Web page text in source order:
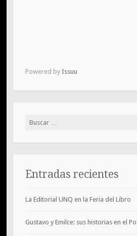
Powered by Issuu
Buscar:
Entradas recientes
La Editorial UNQ en la Feria del Libro
Gustavo y Emilce: sus historias en el